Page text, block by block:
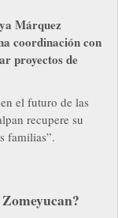
Márquez
coordinación con
proyectos de
el futuro de las
recupere su
familias”.